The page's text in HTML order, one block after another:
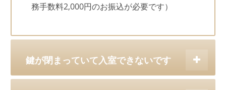
務手数料2,000円のお振込が必要です）
鍵が閉まっていて入室できないです